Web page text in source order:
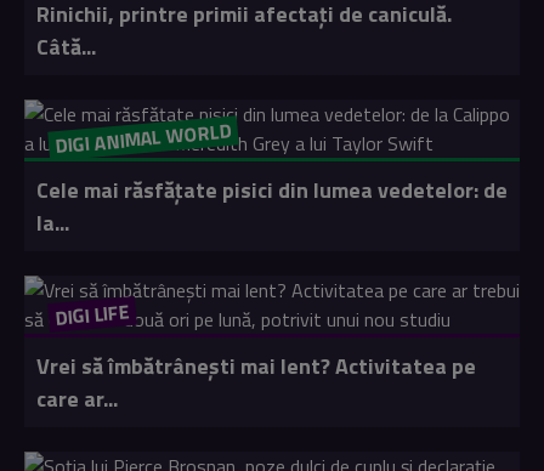
Rinichii, printre primii afectați de caniculă.
Câtă...
DIGI ANIMAL WORLD
Cele mai răsfățate pisici din lumea vedetelor: de
la...
DIGI LIFE
Vrei să îmbătrânești mai lent? Activitatea pe
care ar...